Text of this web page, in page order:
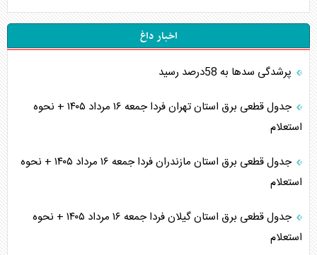
اخبار داغ
پرشدگی سدها به 58درصد رسید
جدول قطعی برق استان تهران فردا جمعه ۱۶ مرداد ۱۴۰۵ + نحوه
استعلام
جدول قطعی برق استان مازندران فردا جمعه ۱۶ مرداد ۱۴۰۵ + نحوه
استعلام
جدول قطعی برق استان گیلان فردا جمعه ۱۶ مرداد ۱۴۰۵ + نحوه
استعلام